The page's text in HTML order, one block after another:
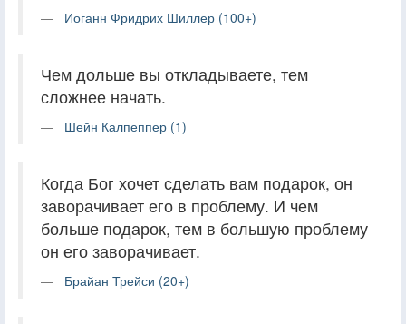
Иоганн Фридрих Шиллер (100+)
Чем дольше вы откладываете, тем
сложнее начать.
Шейн Калпеппер (1)
Когда Бог хочет сделать вам подарок, он
заворачивает его в проблему. И чем
больше подарок, тем в большую проблему
он его заворачивает.
Брайан Трейси (20+)